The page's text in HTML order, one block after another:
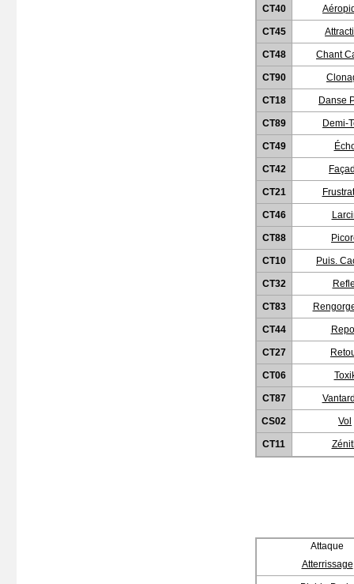
CT40
CT45
CT48 Chant
CT90
CT18 Danse
CT89 Demi-
CT49
CT42
CT21
CT46
CT88
CT10 Puis.
CT32
CT83
CT44
CT27
CT06
CT87
CS02 Vol
CT11
Attaque
Atterrissage